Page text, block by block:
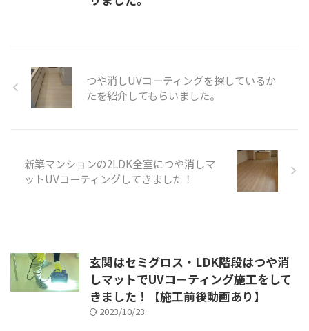
つや消しUVコーティングを探しているか
たを紹介してもらいました。
新築マンションの2LDK全室につや消しマ
ットUVコーティングしてきました！
玄関はセミグロス・LDK階段はつや消
しマットでUVコーティング施工をして
きました！【施工前後動画あり】
2023/10/23